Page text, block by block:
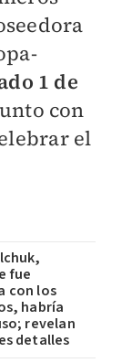
1 de
con
el
fue
con los
habría
revelan
detalles